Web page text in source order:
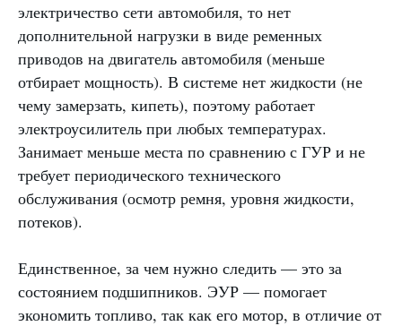
электричество сети автомобиля, то нет
дополнительной нагрузки в виде ременных
приводов на двигатель автомобиля (меньше
отбирает мощность). В системе нет жидкости (не
чему замерзать, кипеть), поэтому работает
электроусилитель при любых температурах.
Занимает меньше места по сравнению с ГУР и не
требует периодического технического
обслуживания (осмотр ремня, уровня жидкости,
потеков).
Единственное, за чем нужно следить — это за
состоянием подшипников. ЭУР — помогает
экономить топливо, так как его мотор, в отличие от